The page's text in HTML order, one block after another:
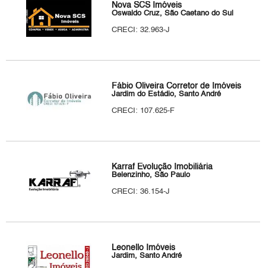
Nova SCS Imóveis
Oswaldo Cruz, São Caetano do Sul
CRECI: 32.963-J
Fábio Oliveira Corretor de Imóveis
Jardim do Estádio, Santo André
CRECI: 107.625-F
Karraf Evolução Imobiliária
Belenzinho, São Paulo
CRECI: 36.154-J
Leonello Imóveis
Jardim, Santo André